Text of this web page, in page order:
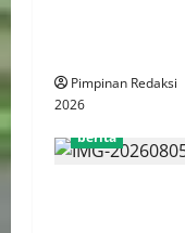
Pimpinan Redaksi
2026
berita